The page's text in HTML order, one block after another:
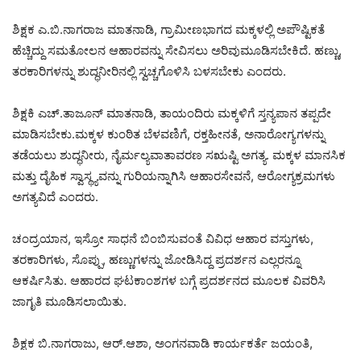
ಶಿಕ್ಷಕ ಎ.ಬಿ.ನಾಗರಾಜ ಮಾತನಾಡಿ, ಗ್ರಾಮೀಣಭಾಗದ ಮಕ್ಕಳಲ್ಲಿ ಅಪೌಷ್ಟಿಕತೆ
ಹೆಚ್ಚಿದ್ದು ಸಮತೋಲನ ಆಹಾರವನ್ನು ಸೇವಿಸಲು ಅರಿವುಮೂಡಿಸಬೇಕಿದೆ. ಹಣ್ಣು,
ತರಕಾರಿಗಳನ್ನು ಶುದ್ಧನೀರಿನಲ್ಲಿ ಸ್ವಚ್ಚಗೊಳಿಸಿ ಬಳಸಬೇಕು ಎಂದರು.
ಶಿಕ್ಷಕಿ ಎಚ್.ತಾಜೂನ್ ಮಾತನಾಡಿ, ತಾಯಂದಿರು ಮಕ್ಕಳಿಗೆ ಸ್ತನ್ಯಪಾನ ತಪ್ಪದೇ
ಮಾಡಿಸಬೇಕು.ಮಕ್ಕಳ ಕುಂಠಿತ ಬೆಳವಣಿಗೆ, ರಕ್ತಹೀನತೆ, ಅನಾರೋಗ್ಯಗಳನ್ನು
ತಡೆಯಲು ಶುದ್ಧನೀರು, ನೈರ್ಮಲ್ಯವಾತಾವರಣ ಸಋಷ್ಟಿ ಅಗತ್ಯ. ಮಕ್ಕಳ ಮಾನಸಿಕ
ಮತ್ತು ದೈಹಿಕ ಸ್ವಾಸ್ಥ್ಯವನ್ನು ಗುರಿಯನ್ನಾಗಿಸಿ ಆಹಾರಸೇವನೆ, ಆರೋಗ್ಯಕ್ರಮಗಳು
ಅಗತ್ಯವಿದೆ ಎಂದರು.
ಚಂದ್ರಯಾನ, ಇಸ್ರೋ ಸಾಧನೆ ಬಿಂಬಿಸುವಂತೆ ವಿವಿಧ ಆಹಾರ ವಸ್ತುಗಳು,
ತರಕಾರಿಗಳು, ಸೊಪ್ಪು, ಹಣ್ಣುಗಳನ್ನು ಜೋಡಿಸಿದ್ದ ಪ್ರದರ್ಶನ ಎಲ್ಲರನ್ನೂ
ಆಕರ್ಷಿಸಿತು. ಆಹಾರದ ಘಟಕಾಂಶಗಳ ಬಗ್ಗೆ ಪ್ರದರ್ಶನದ ಮೂಲಕ ವಿವರಿಸಿ
ಜಾಗೃತಿ ಮೂಡಿಸಲಾಯಿತು.
ಶಿಕ್ಷಕ ಬಿ.ನಾಗರಾಜು, ಆರ್.ಆಶಾ, ಅಂಗನವಾಡಿ ಕಾರ್ಯಕರ್ತೆ ಜಯಂತಿ,